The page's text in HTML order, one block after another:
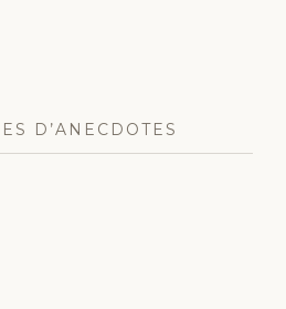
D’ANECDOTES